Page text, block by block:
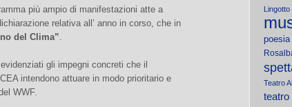
più ampio di manifestazioni atte a
relativa all’ anno in corso, che in
del Clima”.
gli impegni concreti che il
intendono attuare in modo prioritario e
WWF.
Lingotto
poesia
Teatro